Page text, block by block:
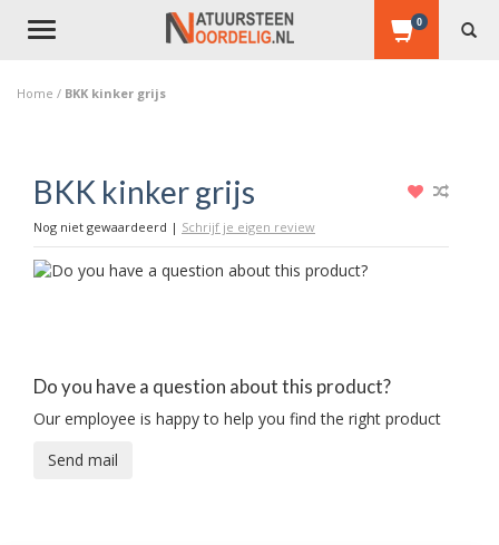
Toggle
0
Home / BKK kinker grijs
BKK kinker grijs
Nog niet gewaardeerd | Schrijf je eigen review
Do you have a question about this product?
Our employee is happy to help you find the right product
Send mail